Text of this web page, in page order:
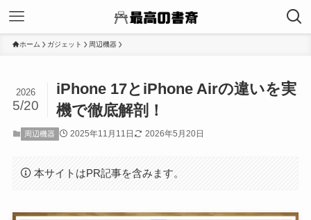
ホーム ガジェット 周辺機器
iPhone 17とiPhone Airの違いを実
機で徹底解剖！
2026
5/20
周辺機器 2025年11月11日 2026年5月20日
本サイトはPR記事を含みます。